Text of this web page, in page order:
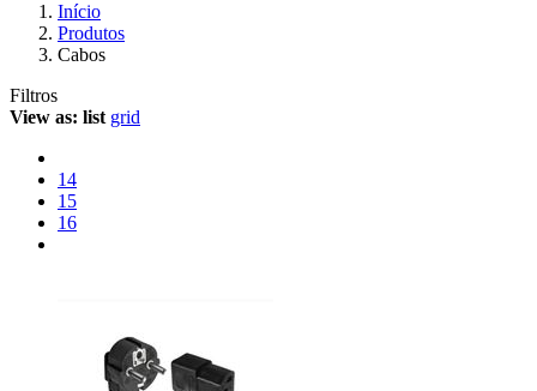
Início
Produtos
Cabos
Filtros
View as: list grid
14
15
16